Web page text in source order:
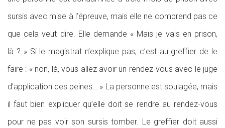
sursis avec mise à l’épreuve, mais elle ne comprend pas ce
que cela veut dire. Elle demande « Mais je vais en prison,
là ? » Si le magistrat n’explique pas, c’est au greffier de le
faire : « non, là, vous allez avoir un rendez-vous avec le juge
d’application des peines… » La personne est soulagée, mais
il faut bien expliquer qu’elle doit se rendre au rendez-vous
pour ne pas voir son sursis tomber. Le greffier doit aussi